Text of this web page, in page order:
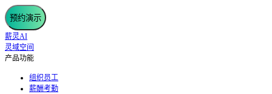
预约演示
薪灵AI
灵域空间
产品功能
组织员工
薪酬考勤